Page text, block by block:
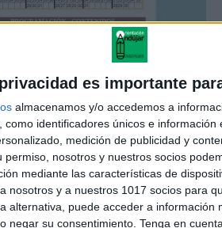
es importante
almacenamos y/o accedemos a
como identificadores únicos e
medición de publicidad y
permiso, nosotros y nuestros socios
mediante las características de
nosotros y a nuestros 1017 socios para
alternativa, puede acceder a información
negar su consentimiento. Tenga en
6-HORAS-2020-2021
6-HORAS-2020-2021